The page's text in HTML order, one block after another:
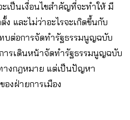
เป็นเงื่อนไขสำคัญที่จะทำให้ มี
ง และไม่ว่าอะไรจะเกิดขึ้นกับ
บต่อการจัดทำรัฐธรรมนูญฉบับ
ารเดินหน้าจัดทำรัฐธรรมนูญฉบับ
างกฎหมาย แต่เป็นปัญหา
องฝ่ายการเมือง